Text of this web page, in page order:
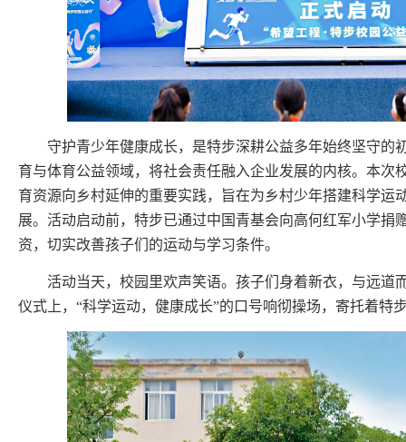
守护青少年健康成长，是特步深耕公益多年始终坚守的
育与体育公益领域，将社会责任融入企业发展的内核。本次
育资源向乡村延伸的重要实践，旨在为乡村少年搭建科学运
展。活动启动前，特步已通过中国青基会向高何红军小学捐
资，切实改善孩子们的运动与学习条件。
活动当天，校园里欢声笑语。孩子们身着新衣，与远道
仪式上，“科学运动，健康成长”的口号响彻操场，寄托着特